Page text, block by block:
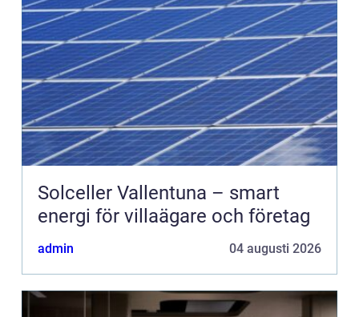
Solceller Vallentuna – smart
energi för villaägare och företag
admin 04 augusti 2026